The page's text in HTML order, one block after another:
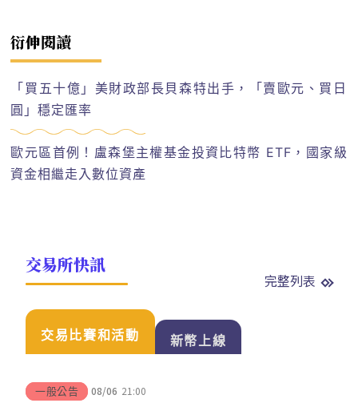
衍伸閱讀
「買五十億」美財政部長貝森特出手，「賣歐元、買日
圓」穩定匯率
歐元區首例！盧森堡主權基金投資比特幣 ETF，國家級
資金相繼走入數位資產
交易所快訊
完整列表
交易比賽和活動 新幣上線
一般公告 08/06 21:00